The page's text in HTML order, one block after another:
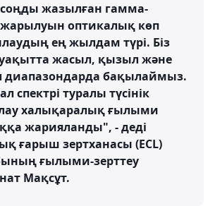
жазылған гамма-
жарылуын оптикалық көп
ең жылдам түрі. Біз
жасыл, қызыл және
бақылаймыз.
спектрі туралы түсінік
халықаралық ғылыми
жарияланды", - деді
ғарыш зертханасы (ECL)
ғылыми-зерттеу
Мақсұт.